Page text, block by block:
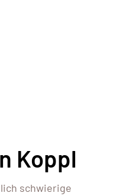
Koppl
schwierige